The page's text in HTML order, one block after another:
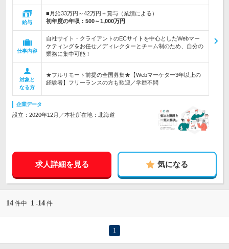
給与
■月給33万円～42万円＋賞与（業績による）
初年度の年収： 500～1,000万円
仕事内容
自社サイト・クライアントのECサイトを中心としたWebマー
ケティングをお任せ／ディレクターとチーム制のため、自分の
業務に集中可能！
対象と
なる方
★フルリモート前提の全国募集★【Webマーケター3年以上の
経験者】フリーランスの方も歓迎／学歴不問
企業データ
設立：2020年12月／本社所在地：北海道
求人詳細を見る 気になる
14 件中 1 -14 件
1